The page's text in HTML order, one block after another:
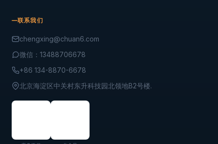
联系我们
chengxing@chuan6.com
微信：13488706678
+86 134-8870-6678
北京海淀区中关村东升科技园北领地B2号楼.